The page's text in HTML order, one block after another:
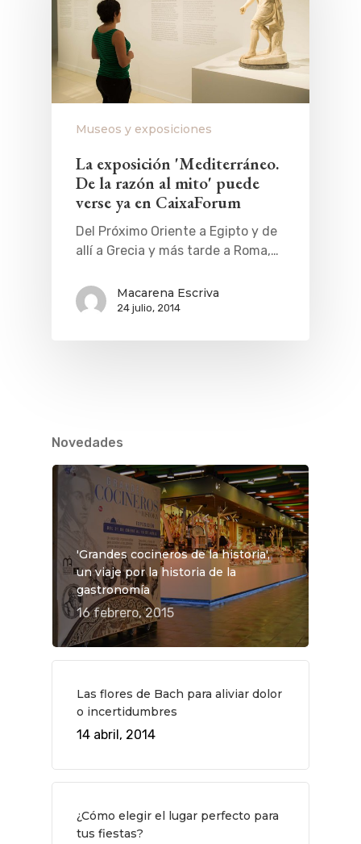
Museos y exposiciones
La exposición 'Mediterráneo.
De la razón al mito' puede
verse ya en CaixaForum
Del Próximo Oriente a Egipto y de
allí a Grecia y más tarde a Roma,…
Macarena Escriva
24 julio, 2014
Novedades
'Grandes cocineros de la historia',
un viaje por la historia de la
gastronomía
16 febrero, 2015
Las flores de Bach para aliviar dolor
o incertidumbres
14 abril, 2014
¿Cómo elegir el lugar perfecto para
tus fiestas?
QUÉ HACER
Novedades
GASTRO
Bares Y Cafés
CONTACTO